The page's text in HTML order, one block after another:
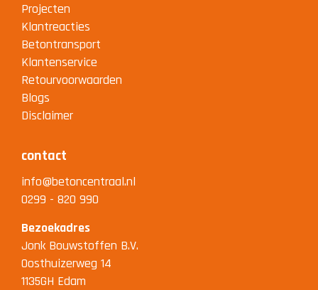
Projecten
Klantreacties
Betontransport
Klantenservice
Retourvoorwaarden
Blogs
Disclaimer
contact
info@betoncentraal.nl
0299 - 820 990
Bezoekadres
Jonk Bouwstoffen B.V.
Oosthuizerweg 14
1135GH Edam